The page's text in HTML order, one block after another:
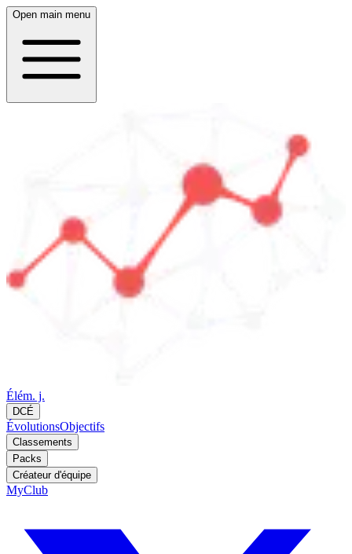
Open main menu
Élém. j.
DCÉ
ÉvolutionsObjectifs
Classements
Packs
Créateur d'équipe
MyClub